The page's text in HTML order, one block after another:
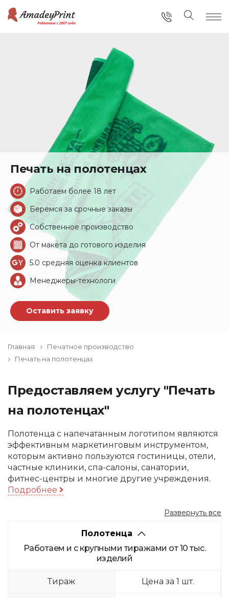
Печать на полотенцах
Работаем более 18 лет
Беремся за срочные заказы
Собственное производство
От макета до готового изделия
5.0 средняя оценка клиентов
Менеджеры-технологи
Оставить заявку
Главная
Печатное производство
Печать на полотенцах
Предоставляем услугу "Печать
на полотенцах"
Полотенца с напечатанным логотипом являются
эффективным маркетинговым инструментом,
которым активно пользуются гостиницы, отели,
частные клиники, спа-салоны, санатории,
фитнес-центры и многие другие учреждения.
Подробнее
Развернуть все
Полотенца
Работаем и с крупными тиражами от 10 тыс.
изделий
Тираж Цена за 1 шт.